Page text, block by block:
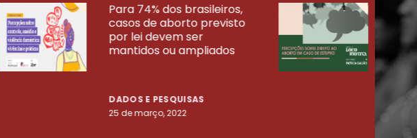
Para 74% dos brasileiros,
casos de aborto previsto
por lei devem ser
mantidos ou ampliados
DADOS E PESQUISAS
25 de março, 2022
23
VEJA MAIS PESQUISAS